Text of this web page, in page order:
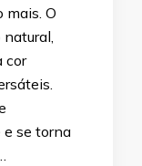
mais. O
natural,
cor
e se torna